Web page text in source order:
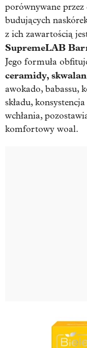
porównywane przez
budujących
z ich zawartością
SupremeLAB
Jego formuła
ceramidy, skwalan
awokado, babassu,
składu,
wchłania,
komfortowy woal.